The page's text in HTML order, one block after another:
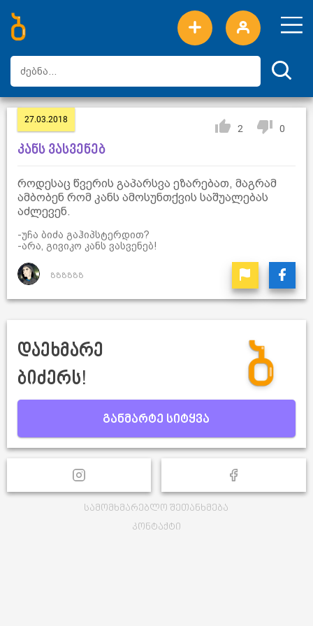
ახალი სიტყვები
ტოპ სიტყვები
დღის ტოპ სიტყვები
ტოპ მომხმარებლები
27.03.2018
2 0
კანს ვასვენებ
როდესაც წვერის გაპარსვა ეზარებათ, მაგრამ
ამბობენ რომ კანს ამოსუნთქვის საშუალებას
აძლევენ.
-უჩა ბიძა გაჰიპსტერდით?
-არა, გივიკო კანს ვასვენებ!
ზზზზზზ
დაეხმარე
ბიძერს!
განმარტე სიტყვა
სამომხმარებლო შეთანხმება
კონტაქტი